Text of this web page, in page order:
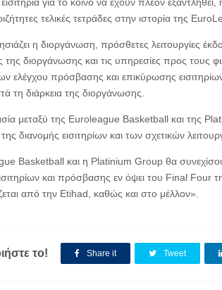
τελικές τετράδες στην ιστορία της
η διοργάνωση, πρόσθετες λειτουργίες
της διοργάνωσης και τις υπηρεσίες προς
ελέγχου πρόσβασης και επικύρωσης
τη διάρκεια της διοργάνωσης.
μεταξύ της Euroleague Basketball και της
της διανομής εισιτηρίων και των σχετικών
Basketball και η Platinium Group θα
και πρόσβασης εν όψει του Final
από την Etihad, καθώς και στο μέλλον».
το! Share it Tweet